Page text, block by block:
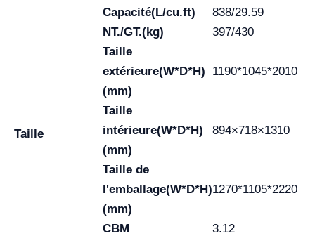
Taille
Capacité(L/cu.ft)
838/29.59
NT./GT.(kg)
397/430
Taille
extérieure(W*D*H)
(mm)
1190*1045*2010
Taille
intérieure(W*D*H)
(mm)
894×718×1310
Taille de
l'emballage(W*D*H)
(mm)
1270*1105*2220
CBM
3.12